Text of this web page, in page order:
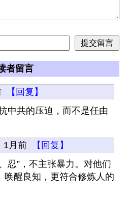
者留言
【回复】
中共的压迫，而不是任由
1月前
【回复】
忍”，不主张暴力。对他们
唤醒良知，更符合修炼人的